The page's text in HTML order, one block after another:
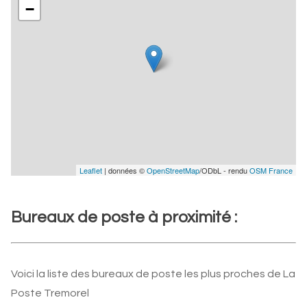
−
Leaflet | données ©OpenStreetMap/ODbL - renduOSM France
Bureaux de poste à proximité :
Voici la liste des bureaux de poste les plus proches de La
Poste Tremorel